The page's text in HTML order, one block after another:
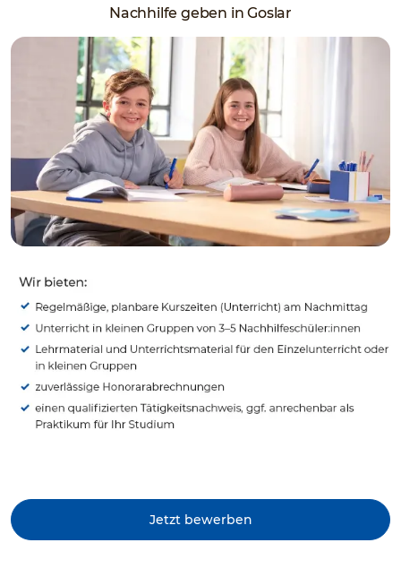
Nachhilfe geben in Goslar
Jetzt bewerben